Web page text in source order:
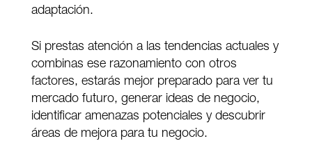
adaptación.
Si prestas atención a las tendencias actuales y
combinas ese razonamiento con otros
factores, estarás mejor preparado para ver tu
mercado futuro, generar ideas de negocio,
identificar amenazas potenciales y descubrir
áreas de mejora para tu negocio.